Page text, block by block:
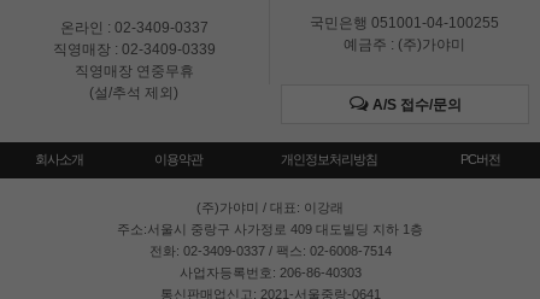
온라인 : 02-3409-0337
직영매장 : 02-3409-0339
직영매장 연중무휴
(설/추석 제외)
국민은행 051001-04-100255
예금주 : (주)가야미
A/S 접수/문의
회사소개 이용약관 개인정보처리방침 PC버전
(주)가야미 / 대표: 이강래
주소:서울시 중랑구 사가정로 409 대도빌딩 지하 1층
전화: 02-3409-0337 / 팩스: 02-6008-7514
사업자등록번호: 206-86-40303
통신판매업신고: 2021-서울중랑-0641